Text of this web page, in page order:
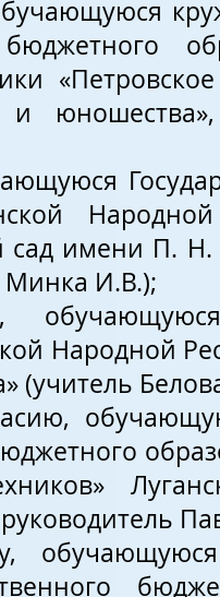
бюджетного
и
сад имени П.
Минка И.В.);
Народной
(учитель